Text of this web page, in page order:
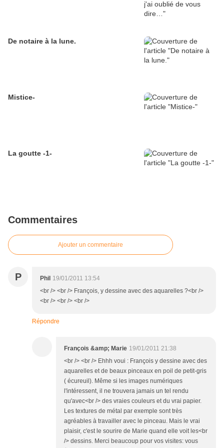
De notaire à la lune.
Mistice-
La goutte -1-
Commentaires
Ajouter un commentaire
P Phil 19/01/2011 13:54
<br /> <br /> François, y dessine avec des aquarelles ?<br />
<br /> <br /> <br />
Répondre
François &amp; Marie 19/01/2011 21:38
<br /> <br /> Ehhh voui : François y dessine avec des
aquarelles et de beaux pinceaux en poil de petit-gris
( écureuil). Même si les images numériques
l'intéressent, il ne trouvera jamais un tel rendu
qu'avec<br /> des vraies couleurs et du vrai papier.
Les textures de métal par exemple sont très
agréables à travailler avec le pinceau. Mais le vrai
plaisir, c'est le sourire de Marie quand elle voit les<br
/> dessins. Merci beaucoup pour vos visites: vous